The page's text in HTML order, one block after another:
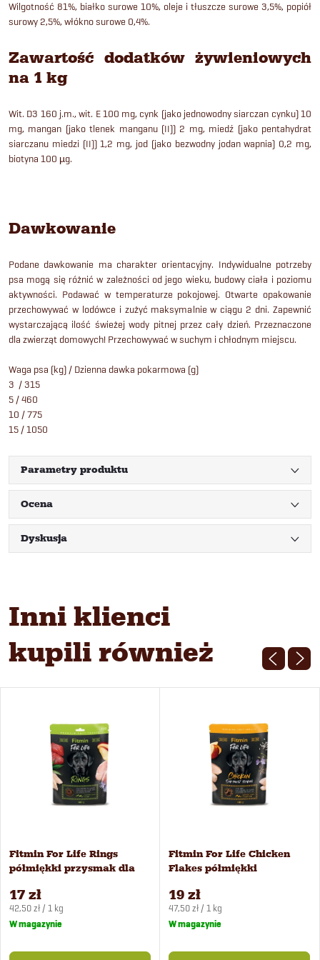
Wilgotność 81%, białko surowe 10%, oleje i tłuszcze surowe 3,5%, popiół
surowy 2,5%, włókno surowe 0,4%.
Zawartość dodatków żywieniowych
na 1 kg
Wit. D3 160 j.m., wit. E 100 mg, cynk (jako jednowodny siarczan cynku) 10
mg, mangan (jako tlenek manganu (II)) 2 mg, miedź (jako pentahydrat
siarczanu miedzi (II)) 1,2 mg, jod (jako bezwodny jodan wapnia) 0,2 mg,
biotyna 100 µg.
Dawkowanie
Podane dawkowanie ma charakter orientacyjny. Indywidualne potrzeby
psa mogą się różnić w zależności od jego wieku, budowy ciała i poziomu
aktywności. Podawać w temperaturze pokojowej. Otwarte opakowanie
przechowywać w lodówce i zużyć maksymalnie w ciągu 2 dni. Zapewnić
wystarczającą ilość świeżej wody pitnej przez cały dzień. Przeznaczone
dla zwierząt domowych! Przechowywać w suchym i chłodnym miejscu.
Waga psa (kg) / Dzienna dawka pokarmowa (g)
3 / 315
5 / 460
10 / 775
15 / 1050
Parametry produktu
Ocena
Dyskusja
Inni klienci
kupili również
Fitmin For Life Rings
półmiękki przysmak dla
17 zł
Cena
jednostkowa:
42,50 zł / 1 kg
W magazynie
Fitmin For Life Chicken
Flakes półmiękki
19 zł
Cena
jednostkowa:
47,50 zł / 1 kg
W magazynie